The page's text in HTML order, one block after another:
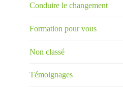
Conduire le changement
Formation pour vous
Non classé
Témoignages